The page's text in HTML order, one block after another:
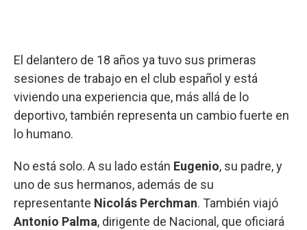
El delantero de 18 años ya tuvo sus primeras
sesiones de trabajo en el club español y está
viviendo una experiencia que, más allá de lo
deportivo, también representa un cambio fuerte en
lo humano.
No está solo. A su lado están Eugenio, su padre, y
uno de sus hermanos, además de su
representante Nicolás Perchman. También viajó
Antonio Palma, dirigente de Nacional, que oficiará